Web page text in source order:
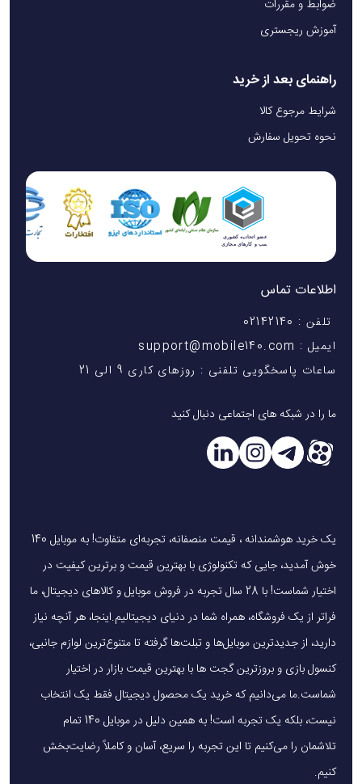
ضوابط و مقررات
آموزش ریجستری
راهنمای بعد از خرید
شرایط مرجوع کالا
نحوه تحویل سفارش
اطلاعات تماس
تلفن : 02142140
ایمیل : support@mobile140.com
ساعات پاسخگویی تلفنی : روزهای کاری 9 الی 21
ما را در شبکه های اجتماعی دنبال کنید
یک خرید هوشمندانه ، قیمت منصفانه، تجربه‌ای متفاوت! به موبایل 140
خوش آمدید، جایی که تکنولوژی با بهترین قیمت و برترین کیفیت در
اختیار شماست! با 28 سال تجربه در فروش موبایل و کالاهای دیجیتال، ما
فراتر از یک فروشگاه، همراه شما در دنیای دیجیتالیم.اینجا، هر آنچه نیاز
دارید، از جدیدترین موبایل‌ها و تبلت‌ها گرفته تا متنوع‌ترین لوازم جانبی،
کنسول بازی و بروزترین گجت ها با بهترین قیمت بازار در اختیار
شماست.ما می‌دانیم که خرید یک محصول دیجیتال فقط یک انتخاب
نیست، بلکه یک تجربه است! به همین دلیل در موبایل 140 تمام
تلاشمان را می‌کنیم تا این تجربه را سریع، آسان و کاملاً رضایت‌بخش
کنیم.